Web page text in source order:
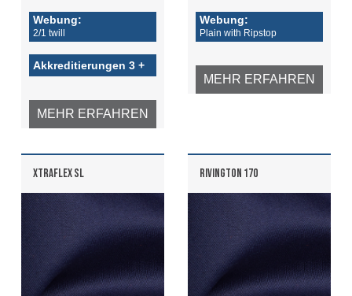
Webung:
2/1 twill
Akkreditierungen 3 +
MEHR ERFAHREN
Webung:
Plain with Ripstop
MEHR ERFAHREN
XTRAFLEX SL RIVINGTON 170